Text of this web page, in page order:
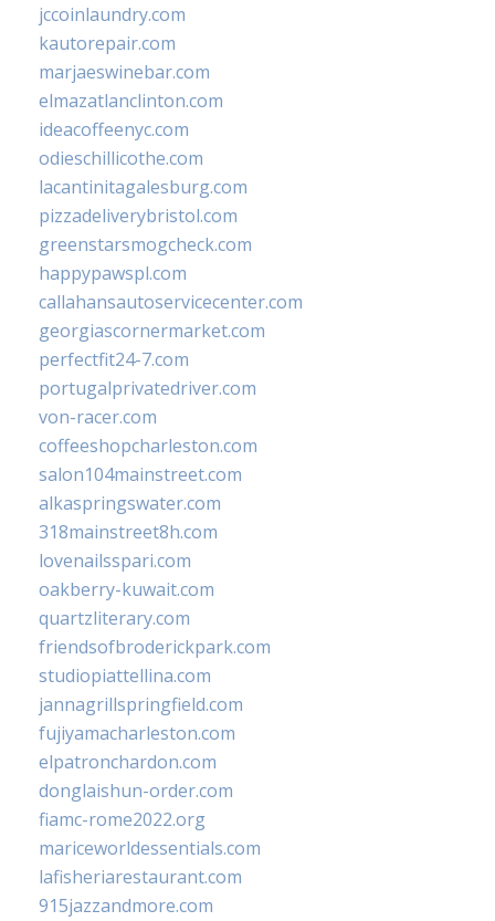
jccoinlaundry.com
kautorepair.com
marjaeswinebar.com
elmazatlanclinton.com
ideacoffeenyc.com
odieschillicothe.com
lacantinitagalesburg.com
pizzadeliverybristol.com
greenstarsmogcheck.com
happypawspl.com
callahansautoservicecenter.com
georgiascornermarket.com
perfectfit24-7.com
portugalprivatedriver.com
von-racer.com
coffeeshopcharleston.com
salon104mainstreet.com
alkaspringswater.com
318mainstreet8h.com
lovenailsspari.com
oakberry-kuwait.com
quartzliterary.com
friendsofbroderickpark.com
studiopiattellina.com
jannagrillspringfield.com
fujiyamacharleston.com
elpatronchardon.com
donglaishun-order.com
fiamc-rome2022.org
mariceworldessentials.com
lafisheriarestaurant.com
915jazzandmore.com